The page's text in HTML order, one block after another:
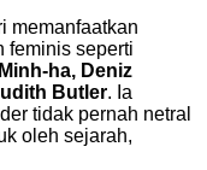
memanfaatkan
feminis seperti
ha, Deniz
Butler. Ia
tidak pernah netral
oleh sejarah,